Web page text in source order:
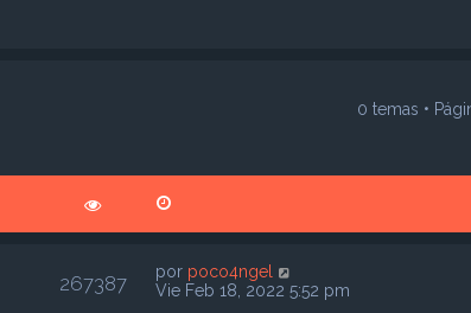
0 temas •
267387 por poco4ngel
Vie Feb 18, 2022 5:52 pm